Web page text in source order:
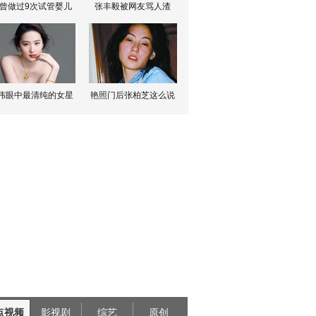
做过9次试管婴儿 张丰毅被网友骂人渣
眼中最清纯的女星 艳照门后张柏芝这么说
视频 影视剧 综艺 原创